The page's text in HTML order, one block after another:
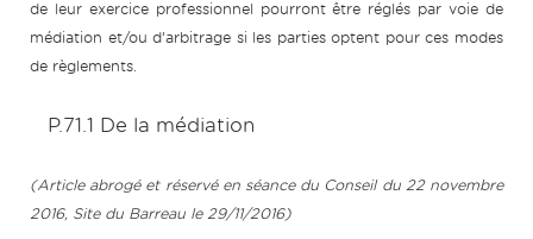
de leur exercice professionnel pourront être réglés par voie de
médiation et/ou d’arbitrage si les parties optent pour ces modes
de règlements.
P.71.1 De la médiation
(Article abrogé et réservé en séance du Conseil du 22 novembre
2016, Site du Barreau le 29/11/2016)